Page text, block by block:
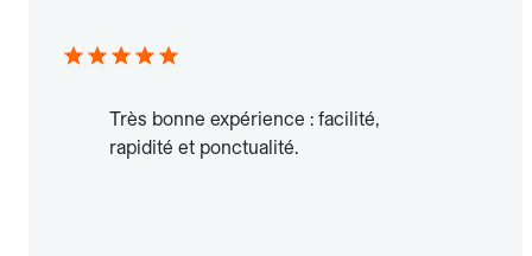
Très bonne expérience : facilité,
rapidité et ponctualité.